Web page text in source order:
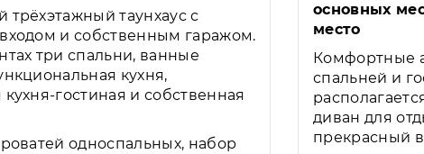
трёхэтажный таунхаус с
и собственным гаражом.
три спальни, ванные
кухня,
гостиная и собственная
односпальных, набор
основных
место
Комфортные
спальней и
диван для
прекрасный